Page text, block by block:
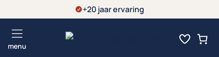
naar
inhoud
+20 jaar ervaring
menu